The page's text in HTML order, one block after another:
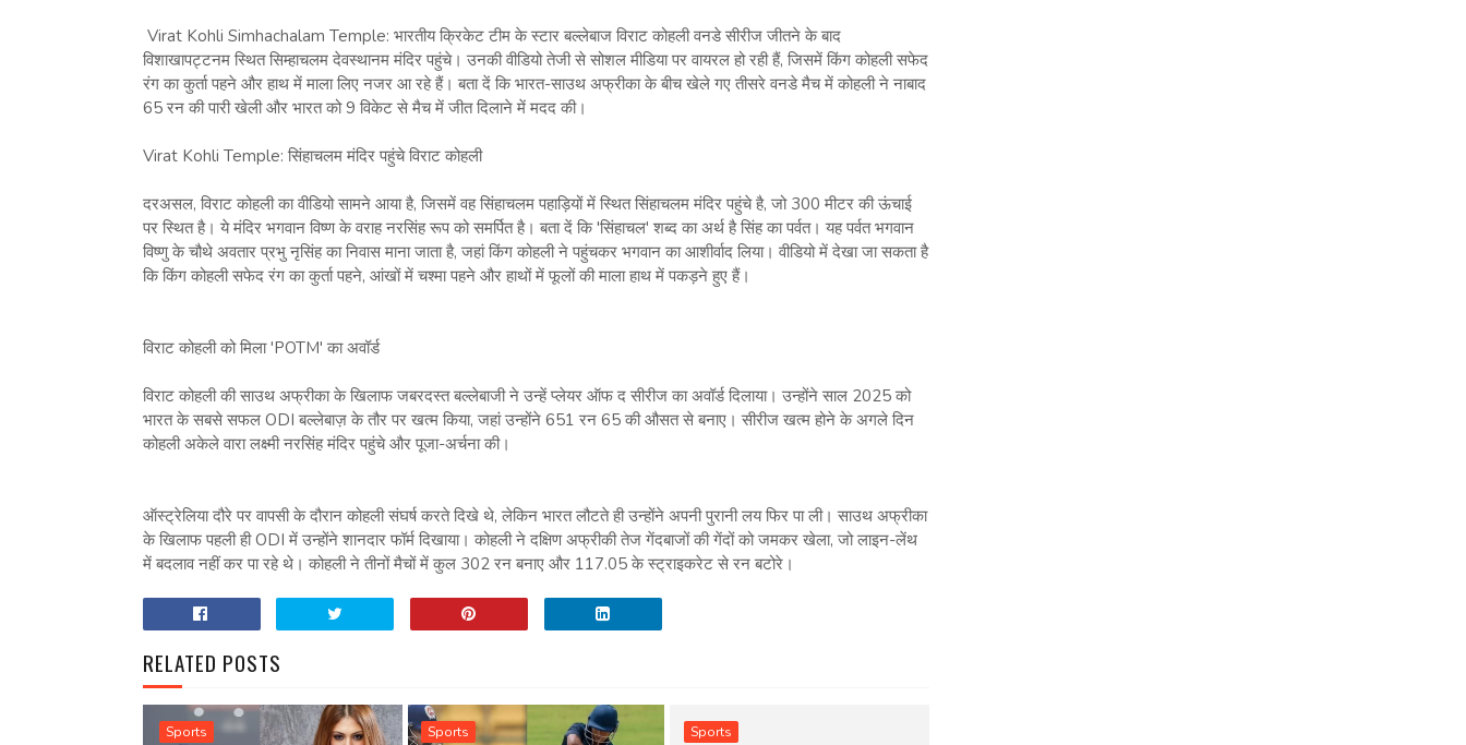
Virat Kohli Simhachalam Temple: भारतीय क्रिकेट टीम के स्टार बल्लेबाज विराट कोहली वनडे सीरीज जीतने के बाद
विशाखापट्टनम स्थित सिम्हाचलम देवस्थानम मंदिर पहुंचे। उनकी वीडियो तेजी से सोशल मीडिया पर वायरल हो रही हैं, जिसमें किंग कोहली सफेद
रंग का कुर्ता पहने और हाथ में माला लिए नजर आ रहे हैं। बता दें कि भारत-साउथ अफ्रीका के बीच खेले गए तीसरे वनडे मैच में कोहली ने नाबाद
65 रन की पारी खेली और भारत को 9 विकेट से मैच में जीत दिलाने में मदद की।
Virat Kohli Temple: सिंहाचलम मंदिर पहुंचे विराट कोहली
दरअसल, विराट कोहली का वीडियो सामने आया है, जिसमें वह सिंहाचलम पहाड़ियों में स्थित सिंहाचलम मंदिर पहुंचे है, जो 300 मीटर की ऊंचाई
पर स्थित है। ये मंदिर भगवान विष्ण के वराह नरसिंह रूप को समर्पित है। बता दें कि 'सिंहाचल' शब्द का अर्थ है सिंह का पर्वत। यह पर्वत भगवान
विष्णु के चौथे अवतार प्रभु नृसिंह का निवास माना जाता है, जहां किंग कोहली ने पहुंचकर भगवान का आशीर्वाद लिया। वीडियो में देखा जा सकता है
कि किंग कोहली सफेद रंग का कुर्ता पहने, आंखों में चश्मा पहने और हाथों में फूलों की माला हाथ में पकड़ने हुए हैं।
विराट कोहली को मिला 'POTM' का अवॉर्ड
विराट कोहली की साउथ अफ्रीका के खिलाफ जबरदस्त बल्लेबाजी ने उन्हें प्लेयर ऑफ द सीरीज का अवॉर्ड दिलाया। उन्होंने साल 2025 को
भारत के सबसे सफल ODI बल्लेबाज़ के तौर पर खत्म किया, जहां उन्होंने 651 रन 65 की औसत से बनाए। सीरीज खत्म होने के अगले दिन
कोहली अकेले वारा लक्ष्मी नरसिंह मंदिर पहुंचे और पूजा-अर्चना की।
ऑस्ट्रेलिया दौरे पर वापसी के दौरान कोहली संघर्ष करते दिखे थे, लेकिन भारत लौटते ही उन्होंने अपनी पुरानी लय फिर पा ली। साउथ अफ्रीका
के खिलाफ पहली ही ODI में उन्होंने शानदार फॉर्म दिखाया। कोहली ने दक्षिण अफ्रीकी तेज गेंदबाजों की गेंदों को जमकर खेला, जो लाइन-लेंथ
में बदलाव नहीं कर पा रहे थे। कोहली ने तीनों मैचों में कुल 302 रन बनाए और 117.05 के स्ट्राइकरेट से रन बटोरे।
RELATED POSTS
Sports Sports Sports